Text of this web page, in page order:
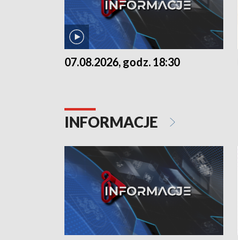
07.08.2026, godz. 18:30
INFORMACJE